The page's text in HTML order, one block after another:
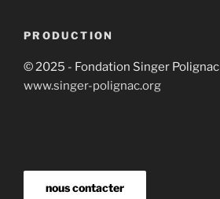
PRODUCTION
© 2025 - Fondation Singer Polignac
www.singer-polignac.org
nous contacter